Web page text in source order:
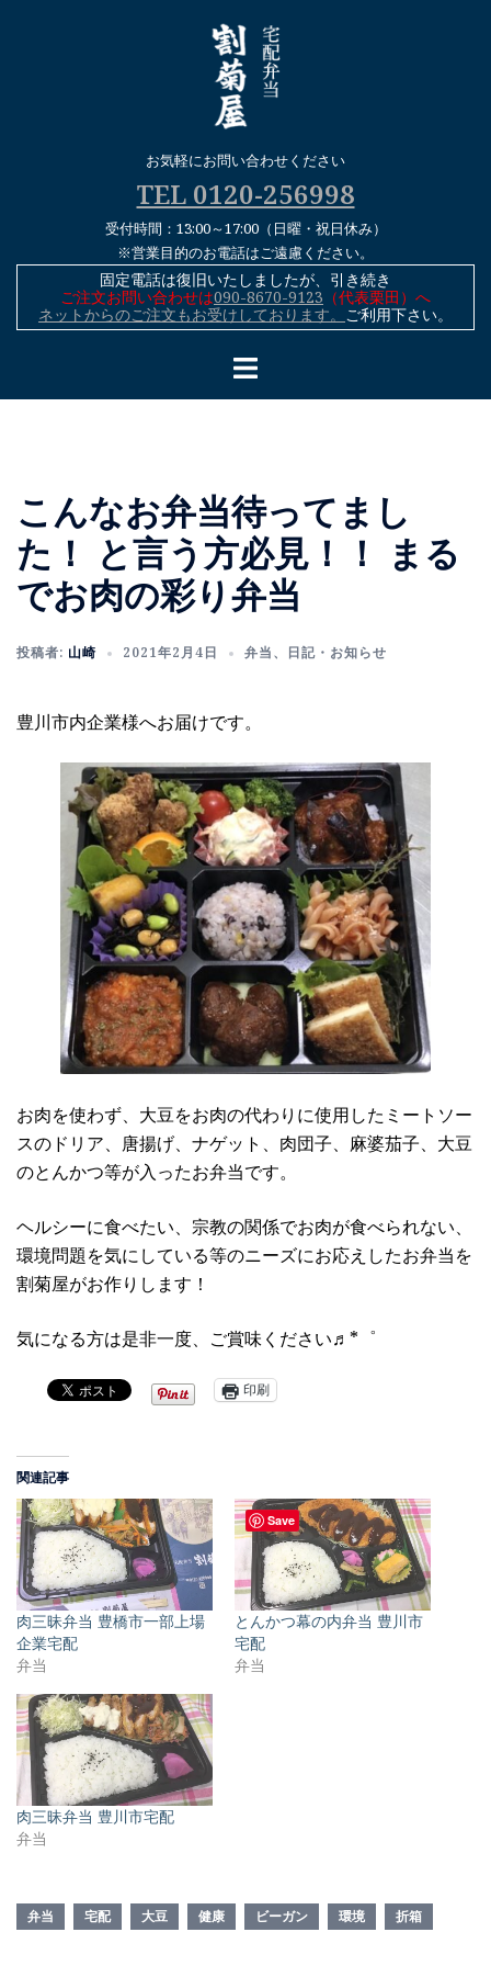
お気軽にお問い合わせください
TEL 0120-256998
受付時間：13:00～17:00（日曜・祝日休み）
※営業目的のお電話はご遠慮ください。
固定電話は復旧いたしましたが、引き続き
ご注文お問い合わせは090-8670-9123 （代表栗田）へ
ネットからのご注文もお受けしております。 ご利用下さい。
こんなお弁当待ってまし
た！ と言う方必見！！ まる
でお肉の彩り弁当
投稿者: 山崎 2021年2月4日 弁当、 日記・お知らせ
豊川市内企業様へお届けです。
お肉を使わず、大豆をお肉の代わりに使用したミートソー
スのドリア、唐揚げ、ナゲット、肉団子、麻婆茄子、大豆
のとんかつ等が入ったお弁当です。
ヘルシーに食べたい、宗教の関係でお肉が食べられない、
環境問題を気にしている等のニーズにお応えしたお弁当を
割菊屋がお作りします！
気になる方は是非一度、ご賞味ください♬*゜
印刷
関連記事
肉三昧弁当 豊橋市一部上場
企業宅配
弁当
とんかつ幕の内弁当 豊川市
宅配
弁当
肉三昧弁当 豊川市宅配
弁当
弁当 宅配 大豆 健康 ビーガン 環境 折箱
Save